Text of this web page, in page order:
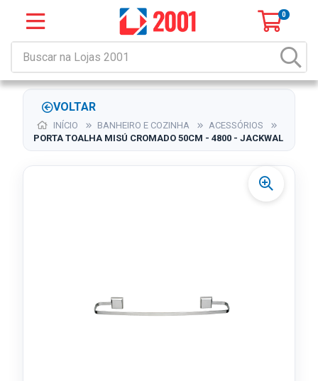
0
VOLTAR
INÍCIO BANHEIRO E COZINHA
ACESSÓRIOS
PORTA TOALHA MISÚ CROMADO 50CM - 4800 - JACKWAL